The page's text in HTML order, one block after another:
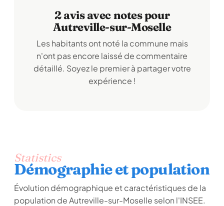
2 avis avec notes pour
Autreville-sur-Moselle
Les habitants ont noté la commune mais
n'ont pas encore laissé de commentaire
détaillé. Soyez le premier à partager votre
expérience !
Statistics
Démographie et population
Évolution démographique et caractéristiques de la
population de Autreville-sur-Moselle selon l'INSEE.